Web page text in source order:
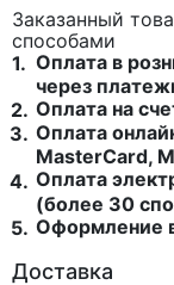
Заказанный
способами
1. Оплата в
через
2. Оплата на
3. Оплата
MasterCard,
4. Оплата
(более 30
5. Оформление
Доставка